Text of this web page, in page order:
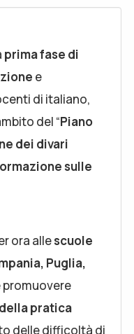
prima fase di
e
di italiano,
del “Piano
dei divari
sulle
ora allescuole
Puglia,
promuovere
pratica
delle difficoltà di